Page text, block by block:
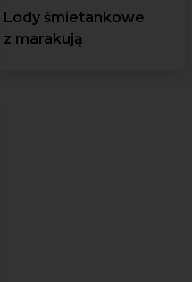
Lody śmietankowe
z marakują